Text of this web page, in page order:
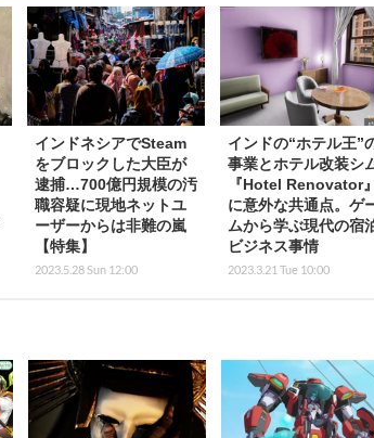
インドネシアでSteam
をブロックした大臣が
逮捕…700億円規模の汚
職容疑に現地ネットユ
ーザーからは非難の嵐
【特集】
2023.5.28 Sun 12:00
インドの“ホテル王”
事業とホテル改装シ
『Hotel Renovator』
に意外な共通点。ゲ
ムから学ぶ現代の宿
ビジネス事情
2023.3.21 Tue 10:00